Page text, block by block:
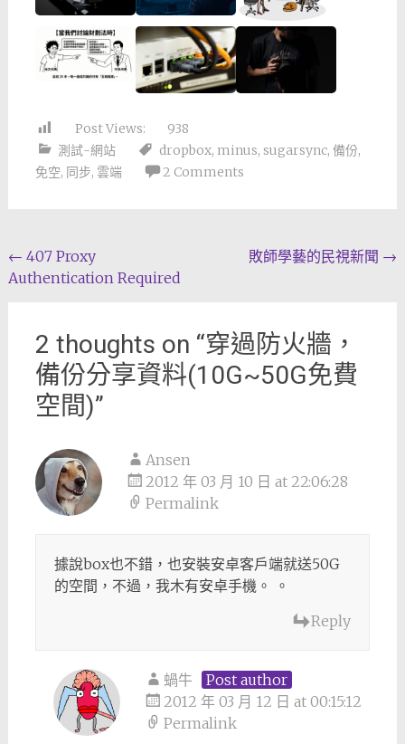
Post Views:
938
測試-網站
dropbox, minus, sugarsync, 備份,
免空, 同步, 雲端 2 Comments
Post
navigation
← 407 Proxy
Authentication Required
敗師學藝的民視新聞 →
2 thoughts on “穿過防火牆，
備份分享資料(10G~50G免費
空間)”
Ansen
2012 年 03 月 10 日 at 22:06:28
Permalink
據說box也不錯，也安裝安卓客戶端就送50G
的空間，不過，我木有安卓手機。 。
Reply
蝸牛
Post author
2012 年 03 月 12 日 at 00:15:12
Permalink